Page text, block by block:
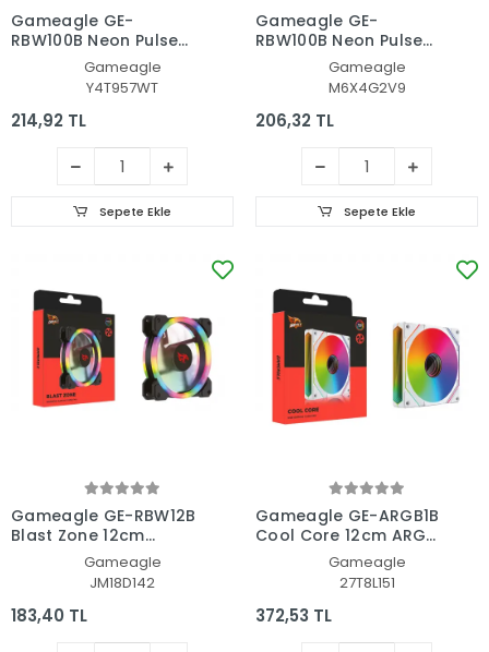
Gameagle GE-
RBW100B Neon Pulse
12cm Rainbow Led Fan
- Performans Seri
Sessiz Kasa Fanı
(Beyaz)
Gameagle
Y4T957WT
214,92 TL
Sepete Ekle
Gameagle GE-
RBW100B Neon Pulse
12cm Rainbow Led Fan
- Performans Seri
Sessiz Kasa Fanı
(Siyah)
Gameagle
M6X4G2V9
206,32 TL
Sepete Ekle
Gameagle GE-RBW12B
Blast Zone 12cm
Rainbow Led Fan -
Performans Seri Sessiz
Kasa Fanı (Siyah)
Gameagle
JM18D142
183,40 TL
Gameagle GE-ARGB1B
Cool Core 12cm ARGB
Led Fan - Performans
Seri Sessiz Kasa Fanı
Gameagle
27T8L151
372,53 TL